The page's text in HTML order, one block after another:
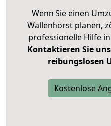
Wenn Sie einen
Wallenhorst planen,
professionelle Hilfe
Kontaktieren Sie
reibungslosen
Kostenlose